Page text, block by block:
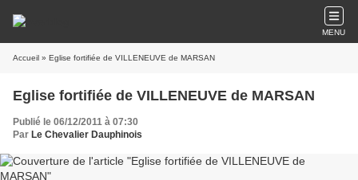
MENU
Accueil » Eglise fortifiée de VILLENEUVE de MARSAN
Eglise fortifiée de VILLENEUVE de MARSAN
Publié le 06/12/2011 à 07:30
Par Le Chevalier Dauphinois